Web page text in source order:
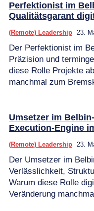
Perfektionist im
Qualitätsgarant
(Remote) Leadership 23.
Der Perfektionist im
Präzision und
diese Rolle Projekte
manchmal zum
Umsetzer im
Execution-Engine
(Remote) Leadership 23.
Der Umsetzer im
Verlässlichkeit,
Warum diese Rolle
Veränderung